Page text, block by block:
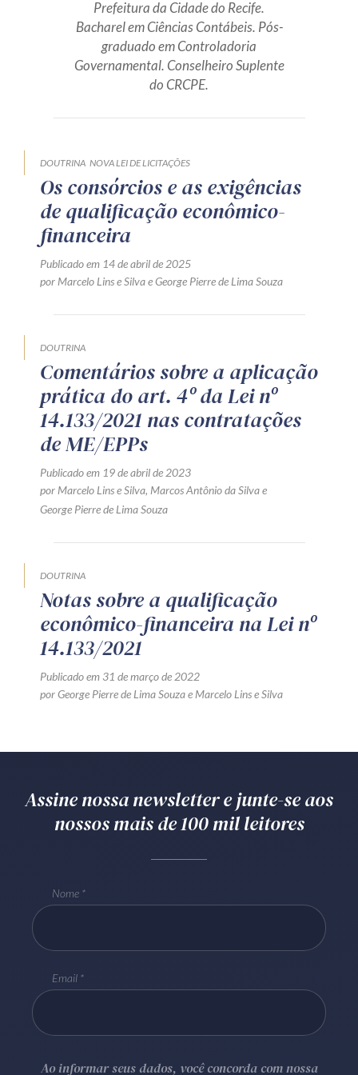
Produtos e serviços
Zênite Fácil IA
Zênite Play
Capacitação
Eventos presenciais
Zênite in Company
Receba por RSS
Av. Sete de Setembro, 4698
Batel
Curitiba PR CEP
Telefone (41) 2109-8666
Prefeitura da Cidade do Recife.
Bacharel em Ciências Contábeis. Pós-
graduado em Controladoria
Governamental. Conselheiro Suplente
do CRCPE.
DOUTRINA NOVA LEI DE LICITAÇÕES
Os consórcios e as exigências
de qualificação econômico-
financeira
Publicado em 14 de abril de 2025
por Marcelo Lins e SilvaeGeorge Pierre de Lima Souza
DOUTRINA
Comentários sobre a aplicação
prática do art. 4º da Lei nº
14.133/2021 nas contratações
de ME/EPPs
Publicado em 19 de abril de 2023
por Marcelo Lins e Silva, Marcos Antônio da Silvae
George Pierre de Lima Souza
DOUTRINA
Notas sobre a qualificação
econômico-financeira na Lei nº
14.133/2021
Publicado em 31 de março de 2022
porGeorge Pierre de Lima Souzae Marcelo Lins e Silva
Assine nossa newsletter e junte-se aos
nossos mais de 100 mil leitores
Nome
Email
Ao informar seus dados, você concorda com nossa